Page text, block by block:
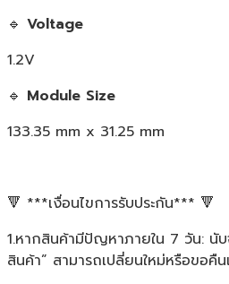
🔹 Voltage
1.2V
🔹 Module Size
133.35 mm x 31.25 mm
🔻 ***เงื่อนไขการรับประกัน*** 🔻
1.หากสินค้ามีปัญหาภายใน 7 วัน: นับ
สินค้า” สามารถเปลี่ยนใหม่หรือขอคืน